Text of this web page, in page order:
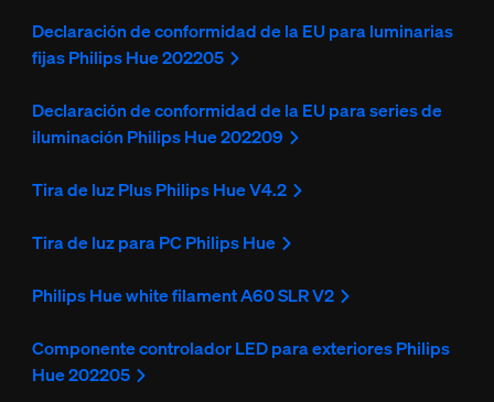
Declaración de conformidad de la EU para luminarias
fijas Philips Hue 202205
Declaración de conformidad de la EU para series de
iluminación Philips Hue 202209
Tira de luz Plus Philips Hue V4.2
Tira de luz para PC Philips Hue
Philips Hue white filament A60 SLR V2
Componente controlador LED para exteriores Philips
Hue 202205